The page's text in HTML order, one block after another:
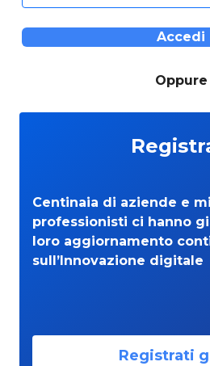
Accedi
Oppure
Centinaia di aziende e
professionisti ci hanno
loro aggiornamento
sull’Innovazione digitale
Registrati